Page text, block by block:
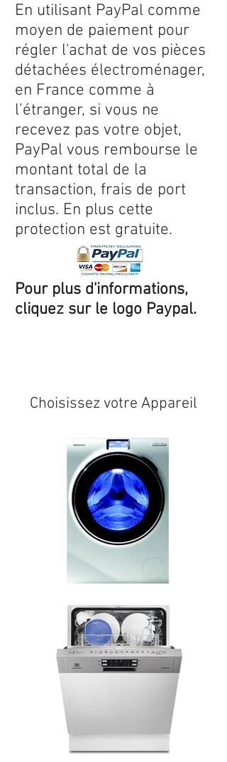
En utilisant PayPal comme
moyen de paiement pour
régler l'achat de vos pièces
détachées électroménager,
en France comme à
l’étranger, si vous ne
recevez pas votre objet,
PayPal vous rembourse le
montant total de la
transaction, frais de port
inclus. En plus cette
protection est gratuite.
Pour plus d'informations,
cliquez sur le logo Paypal.
Choisissez votre Appareil